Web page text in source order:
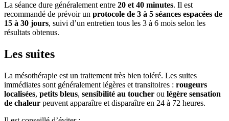
La séance dure généralement entre 20 et 40 minutes. Il est
recommandé de prévoir un protocole de 3 à 5 séances espacées de
15 à 30 jours, suivi d’un entretien tous les 3 à 6 mois selon les
résultats obtenus.
Les suites
La mésothérapie est un traitement très bien toléré. Les suites
immédiates sont généralement légères et transitoires : rougeurs
localisées, petits bleus, sensibilité au toucher ou légère sensation
de chaleur peuvent apparaître et disparaître en 24 à 72 heures.